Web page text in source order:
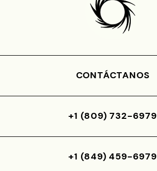
CONTÁCTANOS
+1 (809) 732-6979
+1 (849) 459-6979